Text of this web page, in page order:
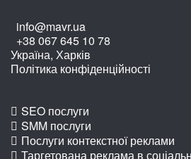
info@mavr.ua
+38 067 645 10 78
Україна, Харків
Політика конфіденційності
SEO послуги
SMM послуги
Послуги контекстної реклами
Таргетована реклама в